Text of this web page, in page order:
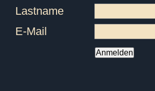
Lastname
E-Mail
Anmelden